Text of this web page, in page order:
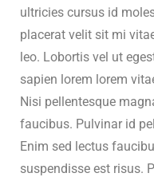
ultricies cursus id
placerat velit sit mi
leo. Lobortis vel ut
sapien lorem lorem
Nisi pellentesque
faucibus. Pulvinar id
Enim sed lectus
suspendisse est risus.